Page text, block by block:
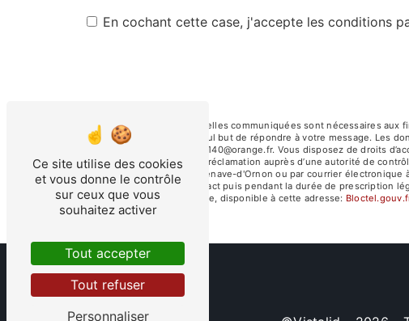
En cochant cette case, j'accepte les conditions
** Les données personnelles communiquées sont nécessaires
sous-traitants dans le seul but de répondre à votre message. Les
Villenave-d'Ornon aes33140@orange.fr. Vous disposez de droits
du droit d’introduire une réclamation auprès d’une autorité de
de Chambéry, 33140 Villenave-d'Ornon ou par courrier
période de prise de contact puis pendant la durée de prescription
démarchage téléphonique, disponible à cette adresse:
Ce site utilise des cookies
et vous donne le contrôle
sur ceux que vous
souhaitez activer
Tout accepter
Tout refuser
Personnaliser